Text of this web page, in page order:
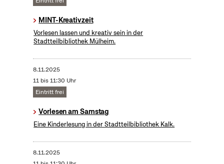
MINT-Kreativzeit
Vorlesen lassen und kreativ sein in der
Stadtteilbibliothek Mülheim.
8.11.2025
11 bis 11:30 Uhr
Eintritt frei
Vorlesen am Samstag
Eine Kinderlesung in der Stadtteilbibliothek Kalk.
8.11.2025